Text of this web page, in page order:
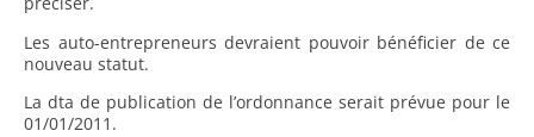
Les auto-entrepreneurs devraient pouvoir bénéficier de ce
nouveau statut.
La dta de publication de l’ordonnance serait prévue pour le
01/01/2011.